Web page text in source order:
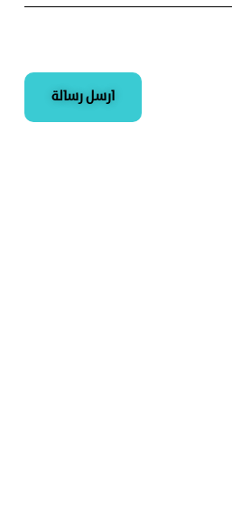
ارسل رسالة